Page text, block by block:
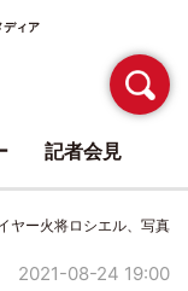
ディア
ヤー火将ロシエル、写真
2021-08-24 19:00
記者会見